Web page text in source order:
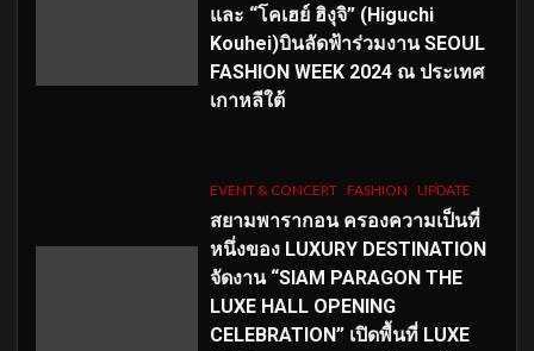
และ “โคเฮย์ ฮิงุจิ” (Higuchi
Kouhei)บินลัดฟ้าร่วมงาน SEOUL
FASHION WEEK 2024 ณ ประเทศ
เกาหลีใต้
EVENT & CONCERT FASHION UPDATE
สยามพารากอน ครองความเป็นที่
หนึ่งของ LUXURY DESTINATION
จัดงาน “SIAM PARAGON THE
LUXE HALL OPENING
CELEBRATION” เปิดพื้นที่ LUXE